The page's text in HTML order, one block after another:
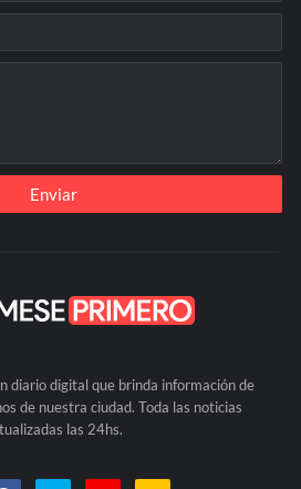
diario digital que brinda información de
de nuestra ciudad. Toda las noticias
las 24hs.